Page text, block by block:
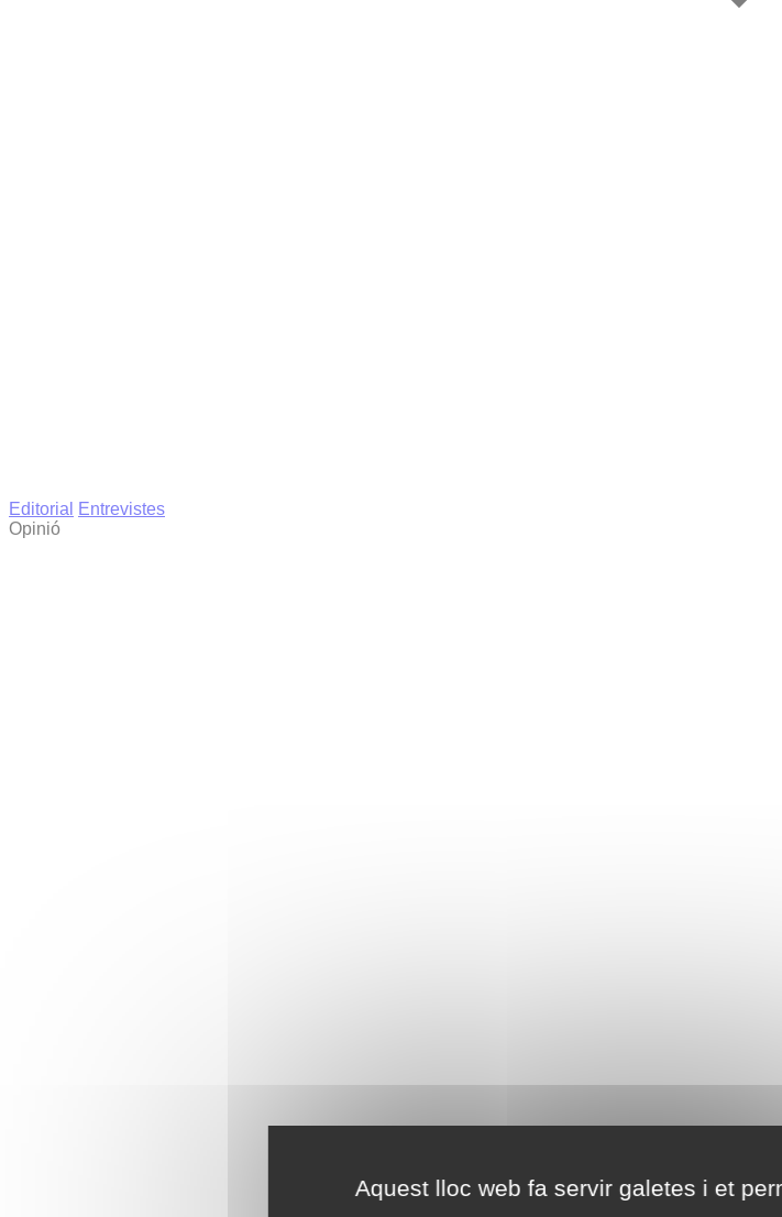
Aquest lloc web fa servir galetes i et
Editorial
Entrevistes
Opinió